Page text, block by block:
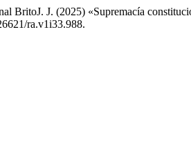
BritoJ. J. (2025) «Supremacía
ra.v1i33.988.